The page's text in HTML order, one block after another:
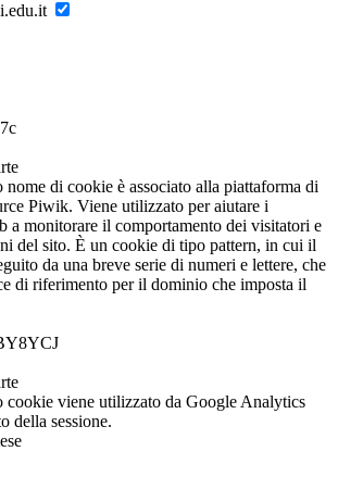
nome di cookie è associato alla piattaforma di
Piwik. Viene utilizzato per aiutare i
a monitorare il comportamento dei visitatori e
del sito. È un cookie di tipo pattern, in cui il
da una breve serie di numeri e lettere, che
di riferimento per il dominio che imposta il
cookie viene utilizzato da Google Analytics
della sessione.